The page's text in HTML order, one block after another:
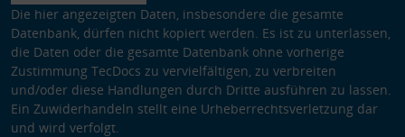
Die hier angezeigten Daten, insbesondere die gesamte
Datenbank, dürfen nicht kopiert werden. Es ist zu unterlassen,
die Daten oder die gesamte Datenbank ohne vorherige
Zustimmung TecDocs zu vervielfältigen, zu verbreiten
und/oder diese Handlungen durch Dritte ausführen zu lassen.
Ein Zuwiderhandeln stellt eine Urheberrechtsverletzung dar
und wird verfolgt.